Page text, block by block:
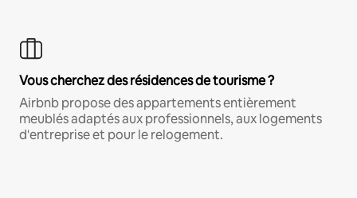
Vous cherchez des résidences de tourisme ?
Airbnb propose des appartements entièrement
meublés adaptés aux professionnels, aux logements
d'entreprise et pour le relogement.